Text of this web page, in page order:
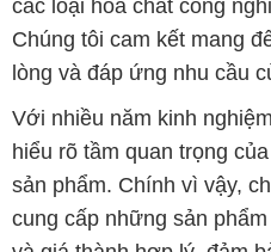
các loại hóa chất công
Chúng tôi cam kết mang
lòng và đáp ứng nhu cầu
Với nhiều năm kinh
hiểu rõ tầm quan trọng
sản phẩm. Chính vì vậy,
cung cấp những sản